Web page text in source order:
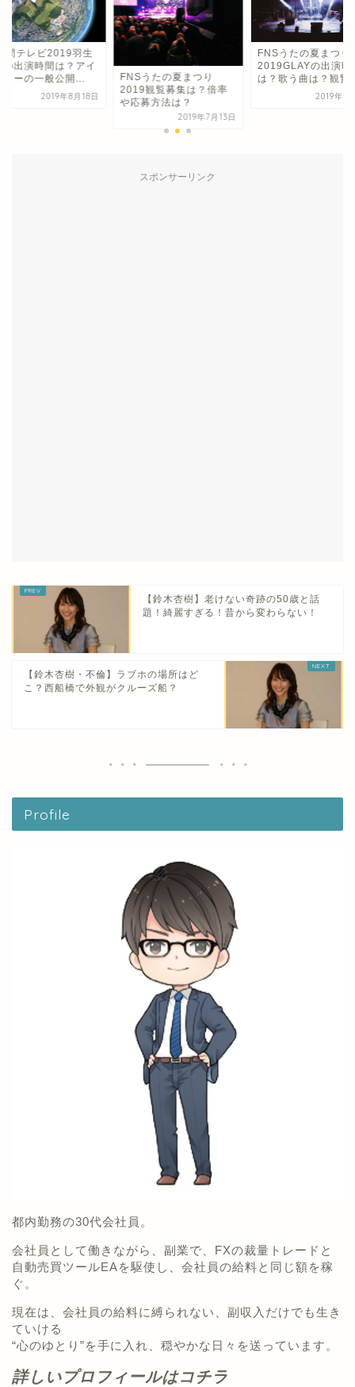
羽生
は？アイ
公開...
年8月18日
FNSうたの夏まつり
2019観覧募集は？倍率
や応募方法は？
2019年7月13日
FNSうたの夏まつり
2019GLAYの出演時間
は？歌う曲は？観覧募...
2019年7月16日
スポンサーリンク
【鈴木杏樹】老けない奇跡の50歳と話
題！綺麗すぎる！昔から変わらない！
【鈴木杏樹・不倫】ラブホの場所はど
こ？西船橋で外観がクルーズ船？
Profile
都内勤務の30代会社員。
会社員として働きながら、副業で、FXの裁量トレードと
自動売買ツールEAを駆使し、会社員の給料と同じ額を稼
ぐ。
現在は、会社員の給料に縛られない、副収入だけでも生き
ていける
“心のゆとり”を手に入れ、穏やかな日々を送っています。
詳しいプロフィールはコチラ